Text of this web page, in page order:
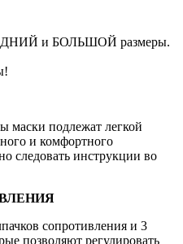
и БОЛЬШОЙ размеры.
маски подлежат легкой
и комфортного
следовать инструкции во
сопротивления и 3
позволяют регулировать